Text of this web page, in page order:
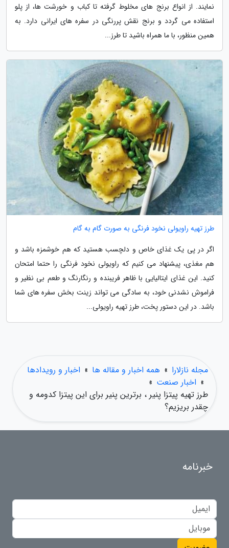
نمایند. از انواع برنج های مخلوط گرفته تا کباب و خورشت ها، از پلو
استفاده می گردد و برنج نقش پررنگی در سفره های ایرانی دارد. به
همین منظور، با ما همراه باشید تا طرز...
طرز تهیه راویولی نخود فرنگی به صورت گام به گام
اگر در پی یک غذای خاص و دلچسب هستید که هم خوشمزه باشد و
هم مغذی، پیشنهاد می کنیم که راویولی نخود فرنگی را حتما امتحان
کنید. این غذای ایتالیایی با ظاهر فریبنده و رنگارنگ و طعم بی نظیر و
فراموش نشدنی خود، به سادگی می تواند زینت بخش سفره های شما
باشد. در این دستور پخت، طرز تهیه راویولی...
مجله نازلارا » همه اخبار و مقاله ها » اخبار و رویدادها
» اخبار صنعت »
طرز تهیه پیتزا پنیر ، برترین پنیر برای این پیتزا کدومه و
چقدر بریزیم؟
خبرنامه